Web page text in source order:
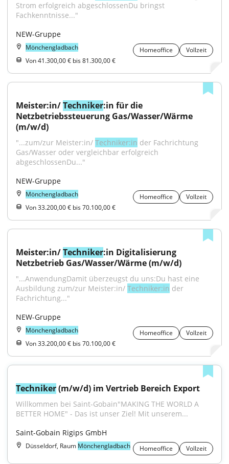
Strom erfolgreich abgeschlossenDu bringst
Fachkenntnisse..."
NEW-Gruppe
Mönchengladbach Homeoffice
Vollzeit
Von 41.300,00 € bis 81.300,00 €
Meister:in/ Techniker:in für die
Netzbetriebssteuerung Gas/Wasser/Wärme
(m/w/d)
"...zum/zur Meister:in/ Techniker:in der Fachrichtung
Gas/Wasser oder vergleichbar erfolgreich
abgeschlossenDu..."
NEW-Gruppe
Mönchengladbach Homeoffice
Vollzeit
Von 33.200,00 € bis 70.100,00 €
Meister:in/ Techniker:in Digitalisierung
Netzbetrieb Gas/Wasser/Wärme (m/w/d)
"...AnwendungDamit überzeugst du uns:Du hast eine
Ausbildung zum/zur Meister:in/ Techniker:in der
Fachrichtung..."
NEW-Gruppe
Mönchengladbach Homeoffice
Vollzeit
Von 33.200,00 € bis 70.100,00 €
Techniker (m/w/d) im Vertrieb Bereich Export
Willkommen bei Saint-Gobain"MAKING THE WORLD A
BETTER HOME" - Das ist unser Ziel! Mit unserem...
Saint-Gobain Rigips GmbH
Düsseldorf, Raum Mönchengladbach Homeoffice Vollzeit